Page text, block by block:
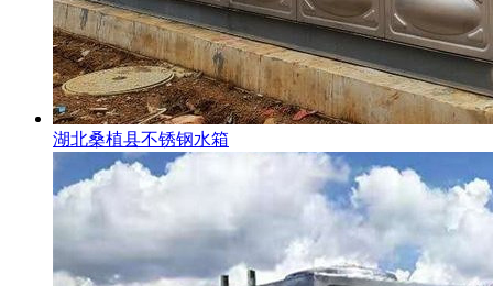
湖北桑植县不锈钢水箱